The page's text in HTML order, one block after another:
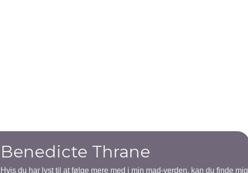
Benedicte Thrane
Hvis du har lyst til at følge mere med i min mad-verden, kan du finde mig